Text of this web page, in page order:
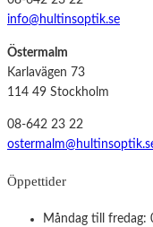
info@hultinsoptik.se
Östermalm
Karlavägen 73
114 49 Stockholm
08-642 23 22
Öppettider
Måndag till fredag: